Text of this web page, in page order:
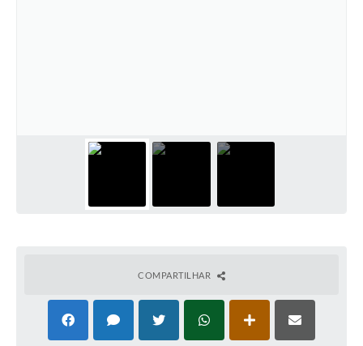
Recursos Liberados
Dados gerais e Obras
licenciamento ambiental
Fale conosco
COMPARTILHAR